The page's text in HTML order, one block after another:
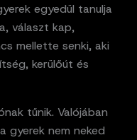
egyedül tanulja
választ kap,
mellette senki, aki
kerülőút és
tűnik. Valójában
gyerek nem neked